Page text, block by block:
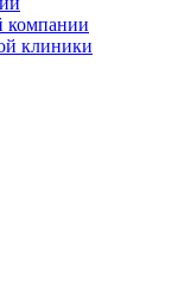
компании
клиники